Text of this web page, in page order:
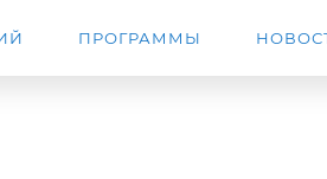
ПРОГРАММЫ